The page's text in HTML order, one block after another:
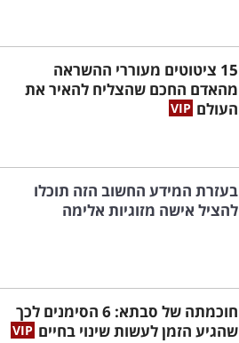
15 ציטוטים מעוררי ההשראה
מהאדם החכם שהצליח להאיר את
העולם
בעזרת המידע החשוב הזה תוכלו
להציל אישה מזוגיות אלימה
חוכמתה של סבתא: 6 הסימנים לכך
שהגיע הזמן לעשות שינוי בחיים